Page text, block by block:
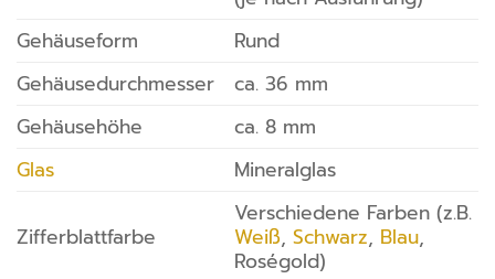
Gehäuseform
Rund
Gehäusedurchmesser
ca. 36 mm
Gehäusehöhe
ca. 8 mm
Glas
Mineralglas
Zifferblattfarbe
Verschiedene Farben (z.B.
Weiß, Schwarz, Blau,
Roségold)